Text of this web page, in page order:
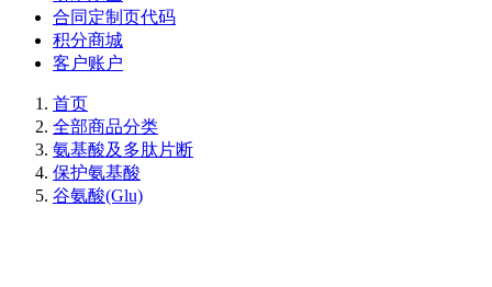
合同定制页代码
积分商城
客户账户
首页
全部商品分类
氨基酸及多肽片断
保护氨基酸
谷氨酸(Glu)